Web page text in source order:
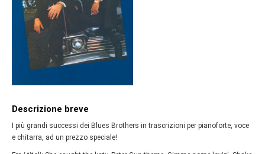
Descrizione breve
I più grandi successi dei Blues Brothers in trascrizioni per pianoforte, voce
e chitarra, ad un prezzo speciale!